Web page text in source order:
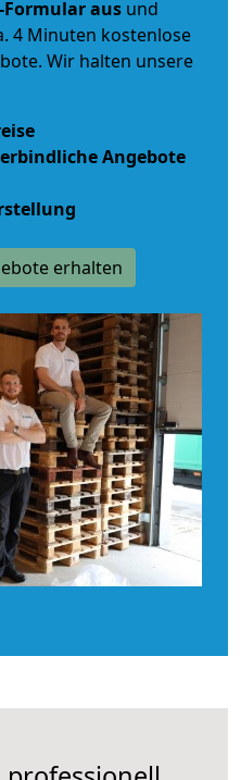
aus und
4 Minuten kostenlose
Wir halten unsere
Angebote
erhalten